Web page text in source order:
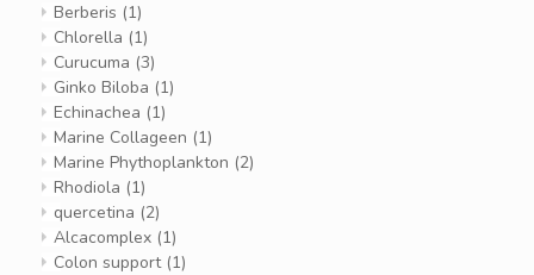
Berberis (1)
Chlorella (1)
Curucuma (3)
Ginko Biloba (1)
Echinachea (1)
Marine Collageen (1)
Marine Phythoplankton (2)
Rhodiola (1)
quercetina (2)
Alcacomplex (1)
Colon support (1)